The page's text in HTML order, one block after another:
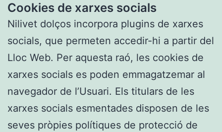
Cookies de xarxes socials
Nilivet dolços incorpora plugins de xarxes
socials, que permeten accedir-hi a partir del
Lloc Web. Per aquesta raó, les cookies de
xarxes socials es poden emmagatzemar al
navegador de l’Usuari. Els titulars de les
xarxes socials esmentades disposen de les
seves pròpies polítiques de protecció de